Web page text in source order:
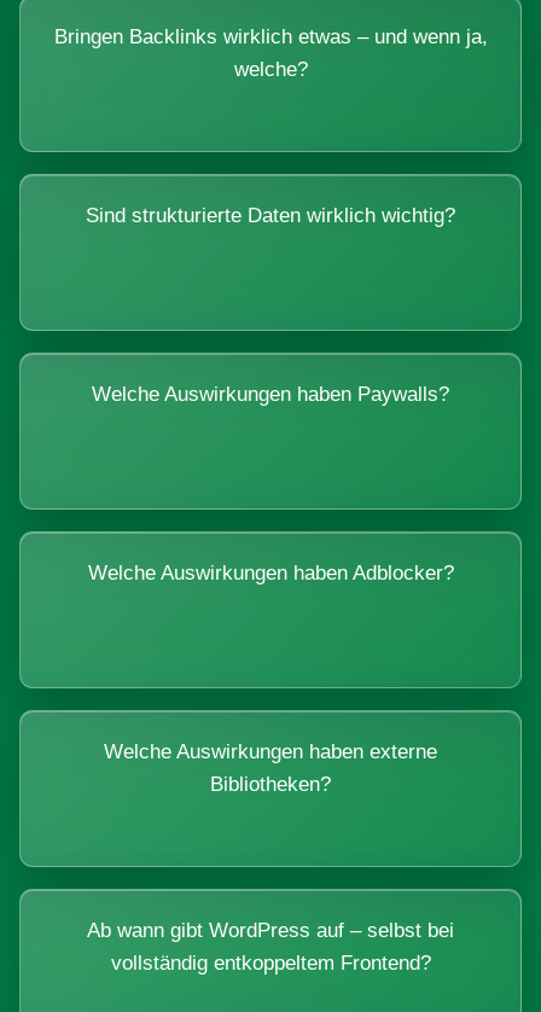
Bringen Backlinks wirklich etwas – und wenn ja,
welche?
Sind strukturierte Daten wirklich wichtig?
Welche Auswirkungen haben Paywalls?
Welche Auswirkungen haben Adblocker?
Welche Auswirkungen haben externe
Bibliotheken?
Ab wann gibt WordPress auf – selbst bei
vollständig entkoppeltem Frontend?